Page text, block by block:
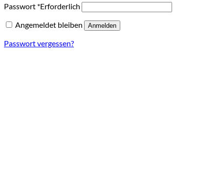
Passwort *Erforderlich
Angemeldet bleiben
Anmelden
Passwort vergessen?